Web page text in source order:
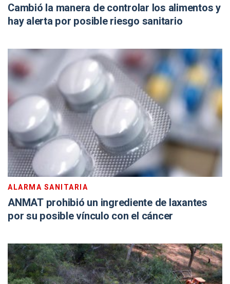
Cambió la manera de controlar los alimentos y
hay alerta por posible riesgo sanitario
ALARMA SANITARIA
ANMAT prohibió un ingrediente de laxantes
por su posible vínculo con el cáncer